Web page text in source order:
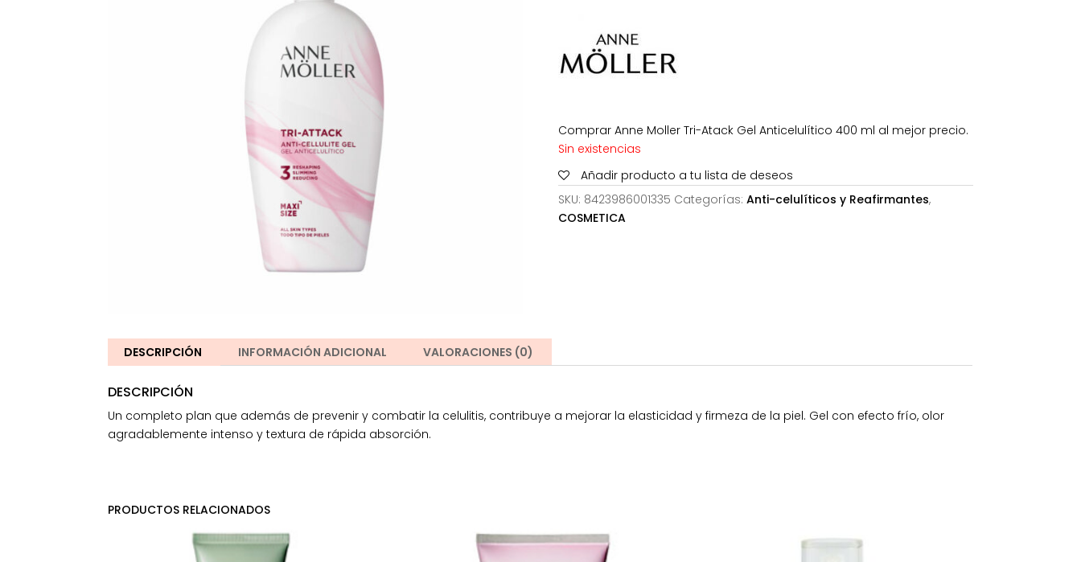
Comprar Anne Moller Tri-Atack Gel Anticelulítico 400 ml al mejor precio.
Sin existencias
Añadir producto a tu lista de deseos
SKU: 8423986001335 Categorías: Anti-celulíticos y Reafirmantes,
COSMETICA
DESCRIPCIÓN INFORMACIÓN ADICIONAL VALORACIONES (0)
DESCRIPCIÓN
Un completo plan que además de prevenir y combatir la celulitis, contribuye a mejorar la elasticidad y firmeza de la piel. Gel con efecto frío, olor
agradablemente intenso y textura de rápida absorción.
PRODUCTOS RELACIONADOS